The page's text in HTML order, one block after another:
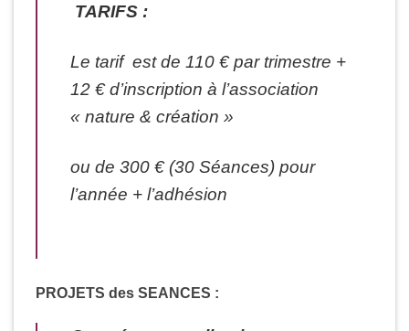
TARIFS :
Le tarif est de 110 € par trimestre +
12 € d’inscription à l’association
« nature & création »
ou de 300 € (30 Séances) pour
l’année + l’adhésion
PROJETS des SEANCES :